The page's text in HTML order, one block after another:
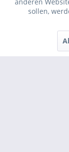
öffentliche
sollen,